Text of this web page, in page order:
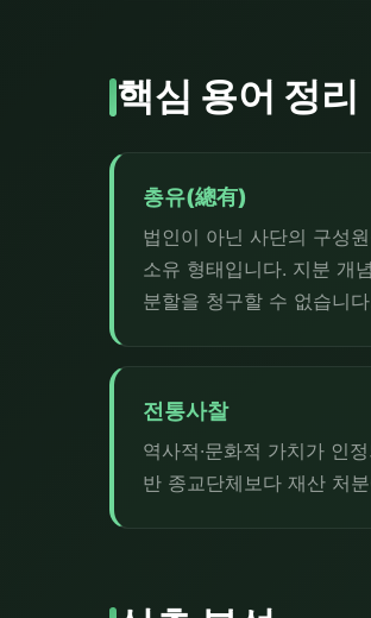
핵심 용어 정리
총유(總有)
법인이 아닌 사단의 구성
소유 형태입니다. 지분 개
분할을 청구할 수 없습니
전통사찰
역사적·문화적 가치가 인
반 종교단체보다 재산 처